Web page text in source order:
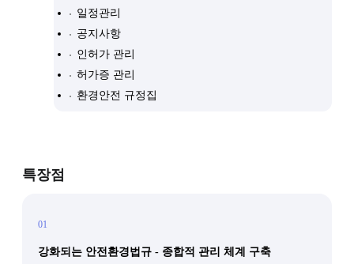
일정관리
공지사항
인허가 관리
허가증 관리
환경안전 규정집
특장점
01
강화되는 안전환경법규 - 종합적 관리 체계 구축